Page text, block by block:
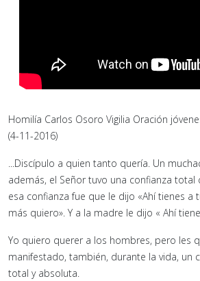
Homilía Carlos Osoro Vigilia Oración
(4-11-2016)
...Discípulo a quien tanto quería. Un
además, el Señor tuvo una confianza total
esa confianza fue que le dijo «Ahí tienes a
más quiero». Y a la madre le dijo « Ahí
Yo quiero querer a los hombres, pero les
manifestado, también, durante la vida, un
total y absoluta.